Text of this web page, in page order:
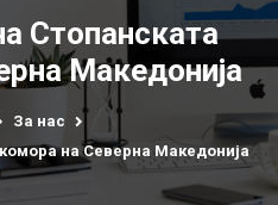
Стопанската
Македонија
За нас
на Северна Македонија